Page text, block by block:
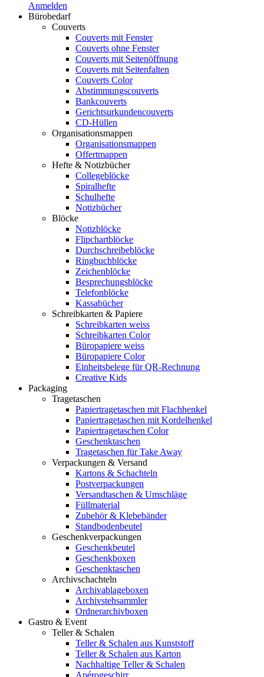
Anmelden
Bürobedarf
Couverts
Couverts mit Fenster
Couverts ohne Fenster
Couverts mit Seitenöffnung
Couverts mit Seitenfalten
Couverts Color
Abstimmungscouverts
Bankcouverts
Gerichtsurkundencouverts
CD-Hüllen
Organisationsmappen
Organisationsmappen
Offertmappen
Hefte & Notizbücher
Collegeblöcke
Spiralhefte
Schulhefte
Notizbücher
Blöcke
Notizblöcke
Flipchartblöcke
Durchschreibeblöcke
Ringbuchblöcke
Zeichenblöcke
Besprechungsblöcke
Telefonblöcke
Kassabücher
Schreibkarten & Papiere
Schreibkarten weiss
Schreibkarten Color
Büropapiere weiss
Büropapiere Color
Einheitsbelege für QR-Rechnung
Creative Kids
Packaging
Tragetaschen
Papiertragetaschen mit Flachhenkel
Papiertragetaschen mit Kordelhenkel
Papiertragetaschen Color
Geschenktaschen
Tragetaschen für Take Away
Verpackungen & Versand
Kartons & Schachteln
Postverpackungen
Versandtaschen & Umschläge
Füllmaterial
Zubehör & Klebebänder
Standbodenbeutel
Geschenkverpackungen
Geschenkbeutel
Geschenkboxen
Geschenktaschen
Archivschachteln
Archivablageboxen
Archivstehsammler
Ordnerarchivboxen
Gastro & Event
Teller & Schalen
Teller & Schalen aus Kunststoff
Teller & Schalen aus Karton
Nachhaltige Teller & Schalen